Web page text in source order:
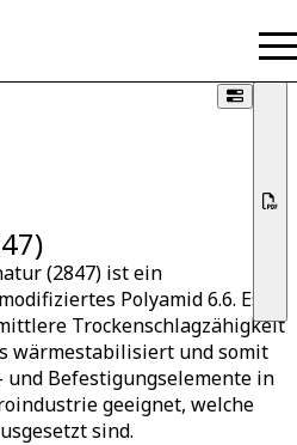
(2847) ist ein
Polyamid 6.6. Es
Trockenschlagzähigkeit
wärmestabilisiert und somit
Befestigungselemente in
geeignet, welche
sind.